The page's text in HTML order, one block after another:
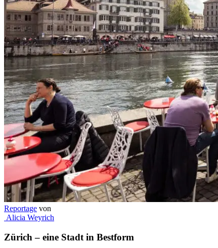
Reportage von
Alicia Weyrich
Zürich – eine Stadt in Bestform